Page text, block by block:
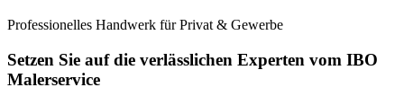
Professionelles Handwerk für Privat & Gewerbe
Setzen Sie auf die verlässlichen Experten vom IBO
Malerservice